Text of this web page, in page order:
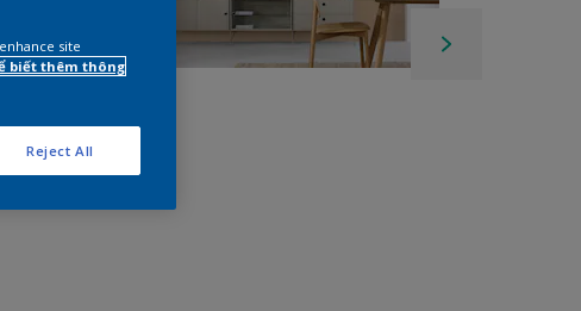
site
biết thêm thông
Reject All